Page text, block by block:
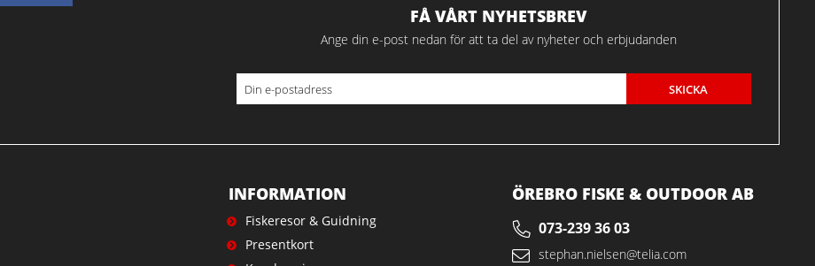
FÅ VÅRT NYHETSBREV
Ange din e-post nedan för att ta del av nyheter och erbjudanden
SKICKA
INFORMATION
Fiskeresor & Guidning
Presentkort
ÖREBRO FISKE & OUTDOOR AB
073-239 36 03
stephan.nielsen@telia.com